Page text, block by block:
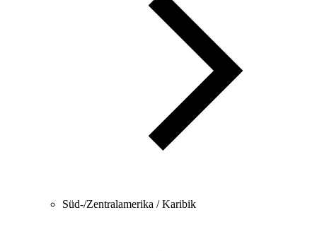
Süd-/Zentralamerika / Karibik